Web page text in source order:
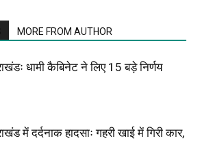
MORE FROM AUTHOR
धामी कैबिनेट ने लिए 15 बड़े निर्णय
में दर्दनाक हादसाः गहरी खाई में गिरी कार,